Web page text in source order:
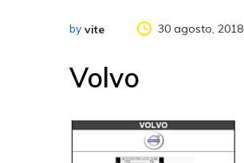
by vite 30 agosto, 2018
Volvo